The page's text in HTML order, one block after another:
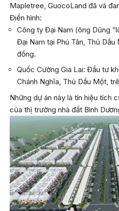
Mapletree, GuocoLand đã và
Điển hình:
Công ty Đại Nam (ông Dũng
Đại Nam tại Phú Tân, Thủ Dầu
đồng.
Quốc Cường Gia Lai: Đầu tư
Chánh Nghĩa, Thủ Dầu Một,
Những dự án này là tín hiệu tích
của thị trường nhà đất Bình